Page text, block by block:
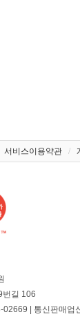
서비스이용약관 /
번길 106
02669 | 통신판매업